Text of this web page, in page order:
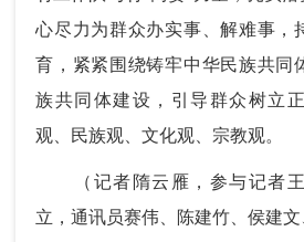
心尽力为群众办实事、解难事，
育，紧紧围绕铸牢中华民族共同
族共同体建设，引导群众树立
观、民族观、文化观、宗教观。
（记者隋云雁，参与记者王
立，通讯员赛伟、陈建竹、侯建文